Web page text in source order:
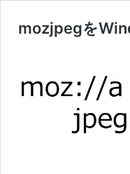
mozjpegを